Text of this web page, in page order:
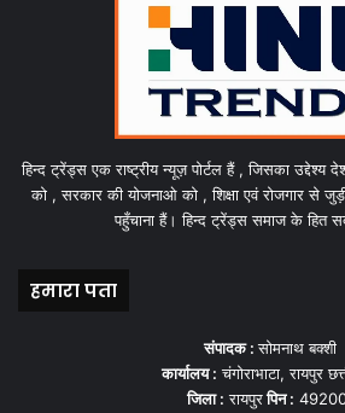
हिन्द ट्रेंड्स एक राष्ट्रीय न्यूज़ पोर्टल हैं , जिसका उद्देश्य
को , सरकार की योजनाओ को , शिक्षा एवं रोजगार से
पहुँचाना हैं। हिन्द ट्रेंड्स समाज के हित
हमारा पता
संपादक :सोमनाथ बक्शी
कार्यालय : चंगोराभाटा, रायपुर
जिला : रायपुरपिन :